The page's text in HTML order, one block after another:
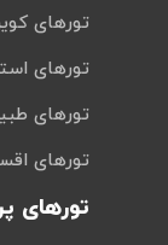
تورهای
تورهای
تورهای
تورهای
تورهای